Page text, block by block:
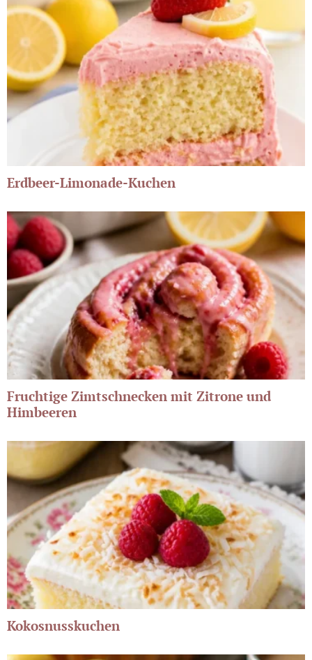
Erdbeer-Limonade-Kuchen
Fruchtige Zimtschnecken mit Zitrone und
Himbeeren
Kokosnusskuchen